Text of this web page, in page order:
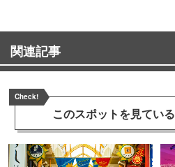
関連記事
Check!
このスポットを見ている